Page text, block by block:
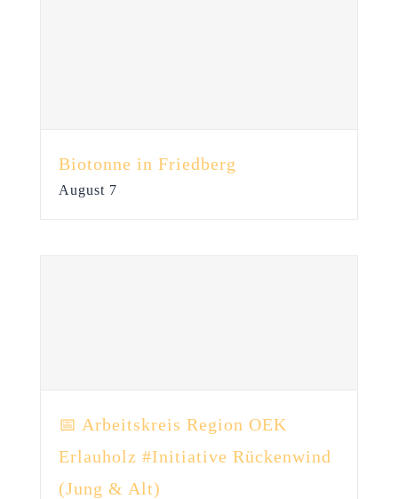
Biotonne in Friedberg
August 7
📅 Arbeitskreis Region OEK
Erlauholz #Initiative Rückenwind
(Jung & Alt)